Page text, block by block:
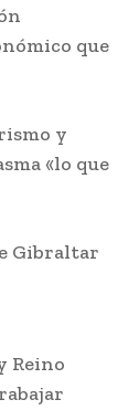
que
y
«lo que
Gibraltar
Reino